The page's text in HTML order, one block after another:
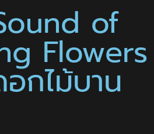
of
Flowers
กไม้บาน